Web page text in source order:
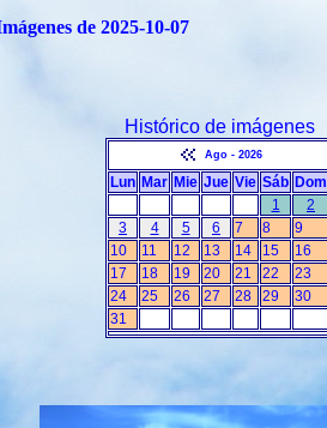
de 2025-10-07
Histórico de imágenes
Ago - 2026
Lun Mar Mie Jue Vie Sáb Dom
1
2
3
4 5 6 7 8
9
10
11 12 13 14 15
16
17
18 19 20 21 22
23
24
25 26 27 28 29
30
31